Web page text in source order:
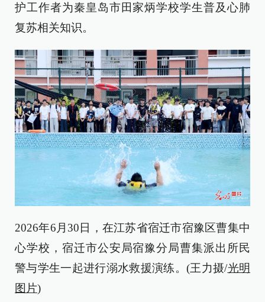
护工作者为秦皇岛市田家炳学校学生普及心肺
复苏相关知识。
2026年6月30日，在江苏省宿迁市宿豫区曹集中
心学校，宿迁市公安局宿豫分局曹集派出所民
警与学生一起进行溺水救援演练。(王力摄/光明
图片)